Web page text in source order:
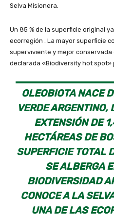
Selva Misionera.
Un 85 % de la superficie original
ecorregión . La mayor superficie
superviviente y mejor conservada
declarada «Biodiversity hot spot»
OLEOBIOTA NACE
VERDE ARGENTINO,
EXTENSIÓN DE
HECTÁREAS DE
SUPERFICIE TOTAL
SE ALBERGA
BIODIVERSIDAD
CONOCE A LA
UNA DE LAS